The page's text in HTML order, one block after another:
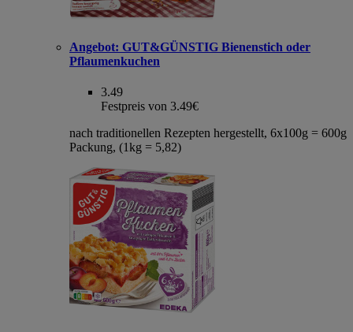
Angebot: GUT&GÜNSTIG Bienenstich oder
Pflaumenkuchen
3.49
Festpreis von 3.49€
nach traditionellen Rezepten hergestellt, 6x100g = 600g
Packung, (1kg = 5,82)